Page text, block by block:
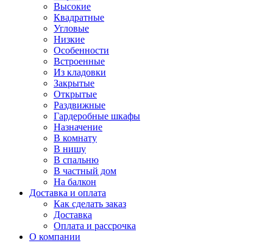
Высокие
Квадратные
Угловые
Низкие
Особенности
Встроенные
Из кладовки
Закрытые
Открытые
Раздвижные
Гардеробные шкафы
Назначение
В комнату
В нишу
В спальню
В частный дом
На балкон
Доставка и оплата
Как сделать заказ
Доставка
Оплата и рассрочка
О компании